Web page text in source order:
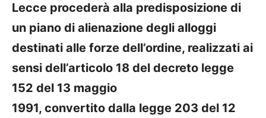
Lecce procederà alla predisposizione di
un piano di alienazione degli alloggi
destinati alle forze dell’ordine, realizzati ai
sensi dell’articolo 18 del decreto legge
152 del 13 maggio
1991, convertito dalla legge 203 del 12